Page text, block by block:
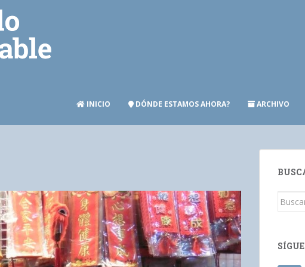
INICIO DÓNDE ESTAMOS AHORA? ARCHIVO